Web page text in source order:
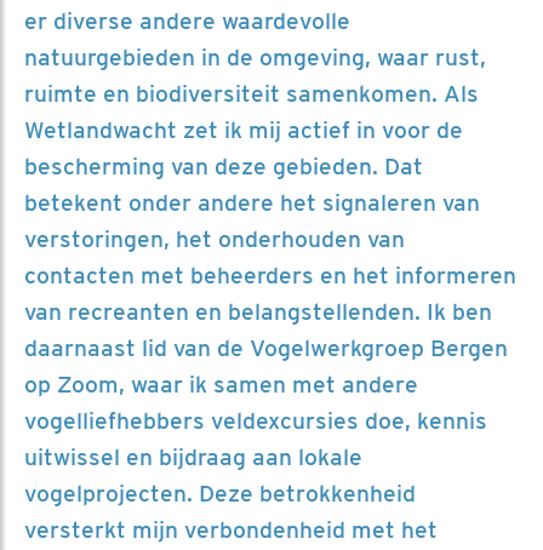
er diverse andere waardevolle
natuurgebieden in de omgeving, waar rust,
ruimte en biodiversiteit samenkomen. Als
Wetlandwacht zet ik mij actief in voor de
bescherming van deze gebieden. Dat
betekent onder andere het signaleren van
verstoringen, het onderhouden van
contacten met beheerders en het informeren
van recreanten en belangstellenden. Ik ben
daarnaast lid van de Vogelwerkgroep Bergen
op Zoom, waar ik samen met andere
vogelliefhebbers veldexcursies doe, kennis
uitwissel en bijdraag aan lokale
vogelprojecten. Deze betrokkenheid
versterkt mijn verbondenheid met het